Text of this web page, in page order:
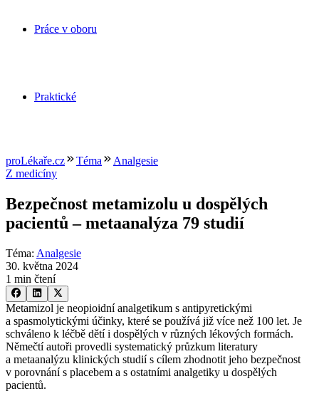
Práce v oboru
Praktické
proLékaře.cz Téma
Analgesie
Z medicíny
Bezpečnost metamizolu u dospělých
pacientů –⁠ metaanalýza 79 studií
Téma: Analgesie
30. května 2024
1 min čtení
Metamizol je neopioidní analgetikum s antipyretickými
a spasmolytickými účinky, které se používá již více než 100 let. Je
schváleno k léčbě dětí i dospělých v různých lékových formách.
Němečtí autoři provedli systematický průzkum literatury
a metaanalýzu klinických studií s cílem zhodnotit jeho bezpečnost
v porovnání s placebem a s ostatními analgetiky u dospělých
pacientů.